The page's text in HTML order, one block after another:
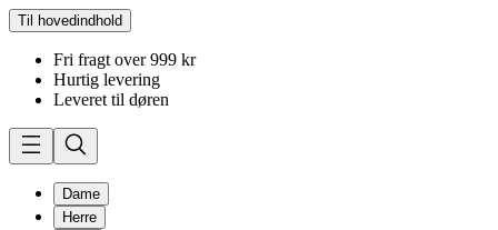
Til hovedindhold
Fri fragt over 999 kr
Hurtig levering
Leveret til døren
Dame
Herre